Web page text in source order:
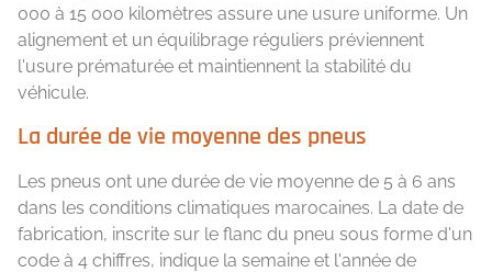
000 à 15 000 kilomètres assure une usure uniforme. Un
alignement et un équilibrage réguliers préviennent
l'usure prématurée et maintiennent la stabilité du
véhicule.
La durée de vie moyenne des pneus
Les pneus ont une durée de vie moyenne de 5 à 6 ans
dans les conditions climatiques marocaines. La date de
fabrication, inscrite sur le flanc du pneu sous forme d'un
code à 4 chiffres, indique la semaine et l'année de